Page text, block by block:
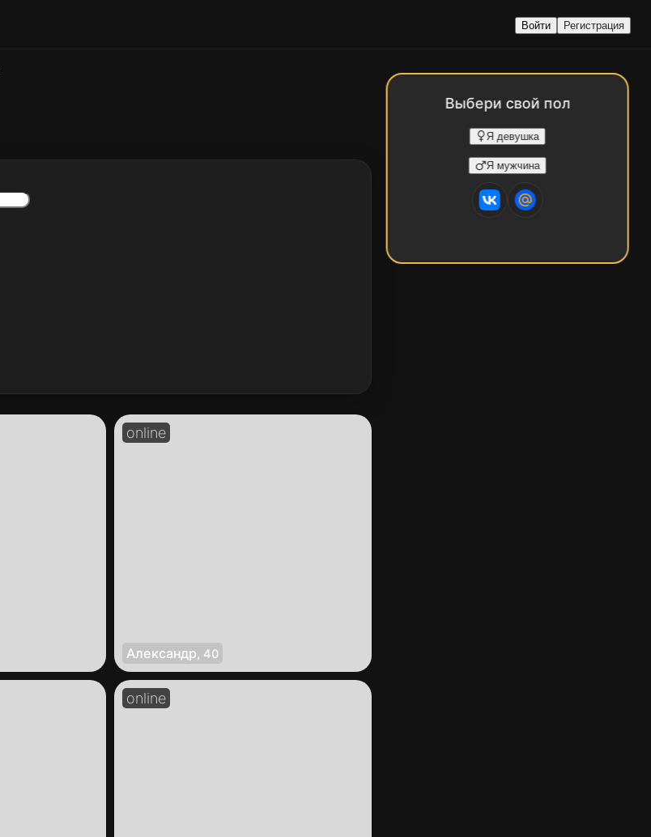
Войти Регистрация
Александр, 40
Выбери свой пол
Я девушка
Я мужчина